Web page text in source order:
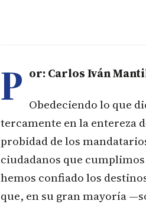
P or: Carlos Iván
Obedeciendo lo que
tercamente en la entereza
probidad de los
ciudadanos que
hemos confiado los
que, en su gran mayoría